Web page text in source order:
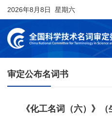
2026年8月8日 星期六
审定公布名词书
《化工名词（六）》